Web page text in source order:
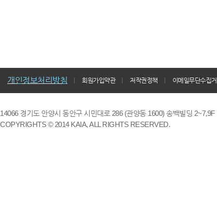
개인정보처리방침 회원가입약관 저작권정책 이메일무단수집
14066 경기도 안양시 동안구 시민대로 286 (관양동 1600) 송백빌딩
COPYRIGHTS © 2014 KAIA, ALL RIGHTS RESERVED.